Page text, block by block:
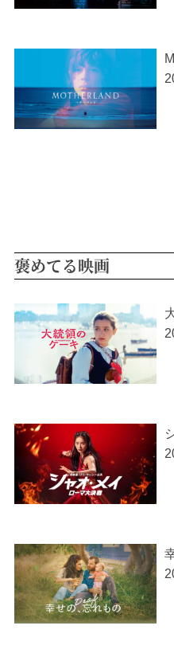
褒めてる映画